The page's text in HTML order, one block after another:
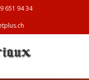
651 94 34